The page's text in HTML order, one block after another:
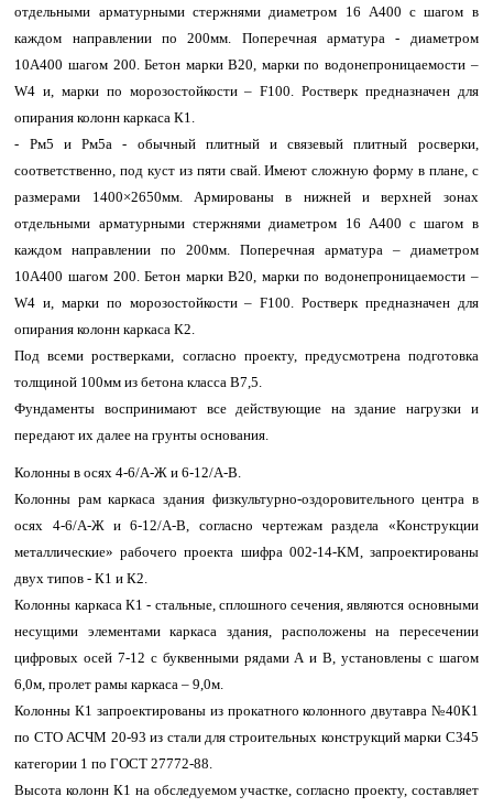
отдельными арматурными стержнями диаметром 16 A400 с шагом в
каждом направлении по 200мм. Поперечная арматура - диаметром
10A400 шагом 200. Бетон марки B20, марки по водонепроницаемости –
W4 и, марки по морозостойкости – F100. Ростверк предназначен для
опирания колонн каркаса К1.
- Рм5 и Рм5а - обычный плитный и связевый плитный росверки,
соответственно, под куст из пяти свай. Имеют сложную форму в плане, с
размерами 1400×2650мм. Армированы в нижней и верхней зонах
отдельными арматурными стержнями диаметром 16 A400 с шагом в
каждом направлении по 200мм. Поперечная арматура – диаметром
10A400 шагом 200. Бетон марки B20, марки по водонепроницаемости –
W4 и, марки по морозостойкости – F100. Ростверк предназначен для
опирания колонн каркаса К2.
Под всеми ростверками, согласно проекту, предусмотрена подготовка
толщиной 100мм из бетона класса В7,5.
Фундаменты воспринимают все действующие на здание нагрузки и
передают их далее на грунты основания.
Колонны в осях 4-6/А-Ж и 6-12/А-В.
Колонны рам каркаса здания физкультурно-оздоровительного центра в
осях 4-6/А-Ж и 6-12/А-В, согласно чертежам раздела «Конструкции
металлические» рабочего проекта шифра 002-14-КМ, запроектированы
двух типов - К1 и К2.
Колонны каркаса К1 - стальные, сплошного сечения, являются основными
несущими элементами каркаса здания, расположены на пересечении
цифровых осей 7-12 с буквенными рядами А и В, установлены с шагом
6,0м, пролет рамы каркаса – 9,0м.
Колонны К1 запроектированы из прокатного колонного двутавра №40К1
по СТО АСЧМ 20-93 из стали для строительных конструкций марки С345
категории 1 по ГОСТ 27772-88.
Высота колонн К1 на обследуемом участке, согласно проекту, составляет